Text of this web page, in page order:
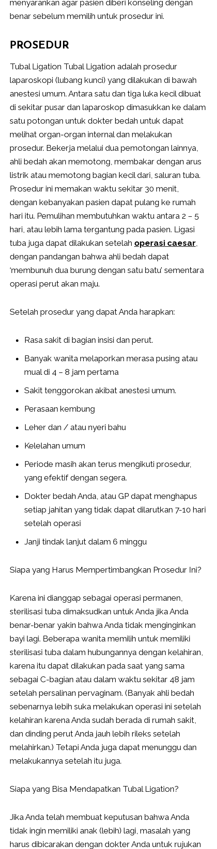
menyarankan agar pasien diberi konseling dengan
benar sebelum memilih untuk prosedur ini.
PROSEDUR
Tubal Ligation Tubal Ligation adalah prosedur
laparoskopi (lubang kunci) yang dilakukan di bawah
anestesi umum. Antara satu dan tiga luka kecil dibuat
di sekitar pusar dan laparoskop dimasukkan ke dalam
satu potongan untuk dokter bedah untuk dapat
melihat organ-organ internal dan melakukan
prosedur. Bekerja melalui dua pemotongan lainnya,
ahli bedah akan memotong, membakar dengan arus
listrik atau memotong bagian kecil dari, saluran tuba.
Prosedur ini memakan waktu sekitar 30 menit,
dengan kebanyakan pasien dapat pulang ke rumah
hari itu. Pemulihan membutuhkan waktu antara 2 – 5
hari, atau lebih lama tergantung pada pasien. Ligasi
tuba juga dapat dilakukan setelah operasi caesar
dengan pandangan bahwa ahli bedah dapat
‘membunuh dua burung dengan satu batu’ sementara
operasi perut akan maju.
Setelah prosedur yang dapat Anda harapkan:
Rasa sakit di bagian insisi dan perut.
Banyak wanita melaporkan merasa pusing atau
mual di 4 – 8 jam pertama
Sakit tenggorokan akibat anestesi umum.
Perasaan kembung
Leher dan / atau nyeri bahu
Kelelahan umum
Periode masih akan terus mengikuti prosedur,
yang efektif dengan segera.
Dokter bedah Anda, atau GP dapat menghapus
setiap jahitan yang tidak dapat dilarutkan 7-10 hari
setelah operasi
Janji tindak lanjut dalam 6 minggu
Siapa yang Harus Mempertimbangkan Prosedur Ini?
Karena ini dianggap sebagai operasi permanen,
sterilisasi tuba dimaksudkan untuk Anda jika Anda
benar-benar yakin bahwa Anda tidak menginginkan
bayi lagi. Beberapa wanita memilih untuk memiliki
sterilisasi tuba dalam hubungannya dengan kelahiran,
karena itu dapat dilakukan pada saat yang sama
sebagai C-bagian atau dalam waktu sekitar 48 jam
setelah persalinan pervaginam. (Banyak ahli bedah
sebenarnya lebih suka melakukan operasi ini setelah
kelahiran karena Anda sudah berada di rumah sakit,
dan dinding perut Anda jauh lebih rileks setelah
melahirkan.) Tetapi Anda juga dapat menunggu dan
melakukannya setelah itu juga.
Siapa yang Bisa Mendapatkan Tubal Ligation?
Jika Anda telah membuat keputusan bahwa Anda
tidak ingin memiliki anak (lebih) lagi, masalah yang
harus dibicarakan dengan dokter Anda untuk rujukan